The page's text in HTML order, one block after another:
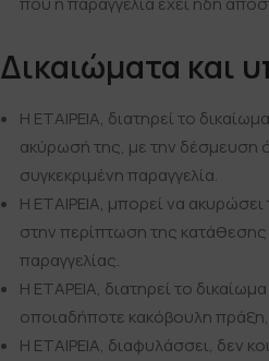
Δικαιώματα και
Η ΕΤΑΙΡΕΙΑ, διατηρεί το
ακύρωσή της, με την δέσμευση
συγκεκριμένη παραγγελία.
Η ΕΤΑΙΡΕΙΑ, μπορεί να
στην περίπτωση της κατάθεσης
παραγγελίας.
Η ΕΤΑΡΕΙΑ, διατηρεί το
οποιαδήποτε κακόβουλη
Η ΕΤΑΙΡΕΙΑ, διαφυλάσσει, δεν